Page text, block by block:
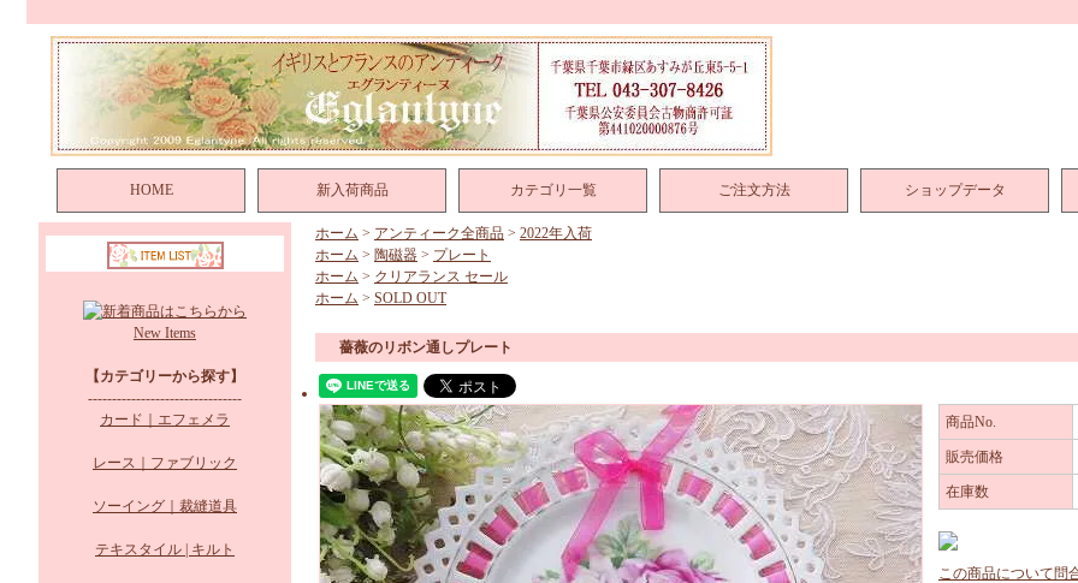
HOME 新入荷商品 カテゴリ一覧 ご注文方法 ショップデータ
New Items
【カテゴリーから探す】
--------------------------------
カード｜エフェメラ
レース｜ファブリック
ソーイング｜裁縫道具
テキスタイル | キルト
ホーム > アンティーク全商品 > 2022年入荷
ホーム > 陶磁器 > プレート
ホーム > クリアランス セール
ホーム > SOLD OUT
薔薇のリボン通しプレート
商品No.
販売価格
在庫数
この商品について問